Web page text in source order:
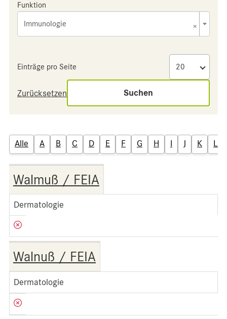
Funktion
×
Immunologie
Einträge pro Seite
Zurücksetzen Suchen
Alle A B C D E F G H I J K L
Walmuß / FEIA
Dermatologie
Walnuß / FEIA
Dermatologie